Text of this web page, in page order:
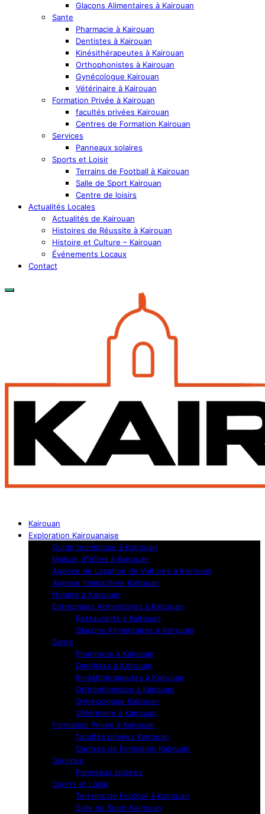
Glaçons Alimentaires à Kairouan
Sante
Pharmacie à Kairouan
Dentistes à Kairouan
Kinésithérapeutes à Kairouan
Orthophonistes à Kairouan
Gynécologue Kairouan
Vétérinaire à Kairouan
Formation Privée à Kairouan
facultés privées Kairouan
Centres de Formation Kairouan
Services
Panneaux solaires
Sports et Loisir
Terrains de Football à Kairouan
Salle de Sport Kairouan
Centre de loisirs
Actualités Locales
Actualités de Kairouan
Histoires de Réussite à Kairouan
Histoire et Culture – Kairouan
Événements Locaux
Contact
Kairouan
Exploration Kairouanaise
Guide touristique à Kairouan
Maison d’hôtes à Kairouan
Agence de Location de Voitures à Kairouan
Agence Immobiliere Kairouan
Notaire a Kairouan
Entreprises Alimentaires à Kairouan
Restaurants à Kairouan
Glaçons Alimentaires à Kairouan
Sante
Pharmacie à Kairouan
Dentistes à Kairouan
Kinésithérapeutes à Kairouan
Orthophonistes à Kairouan
Gynécologue Kairouan
Vétérinaire à Kairouan
Formation Privée à Kairouan
facultés privées Kairouan
Centres de Formation Kairouan
Services
Panneaux solaires
Sports et Loisir
Terrains de Football à Kairouan
Salle de Sport Kairouan